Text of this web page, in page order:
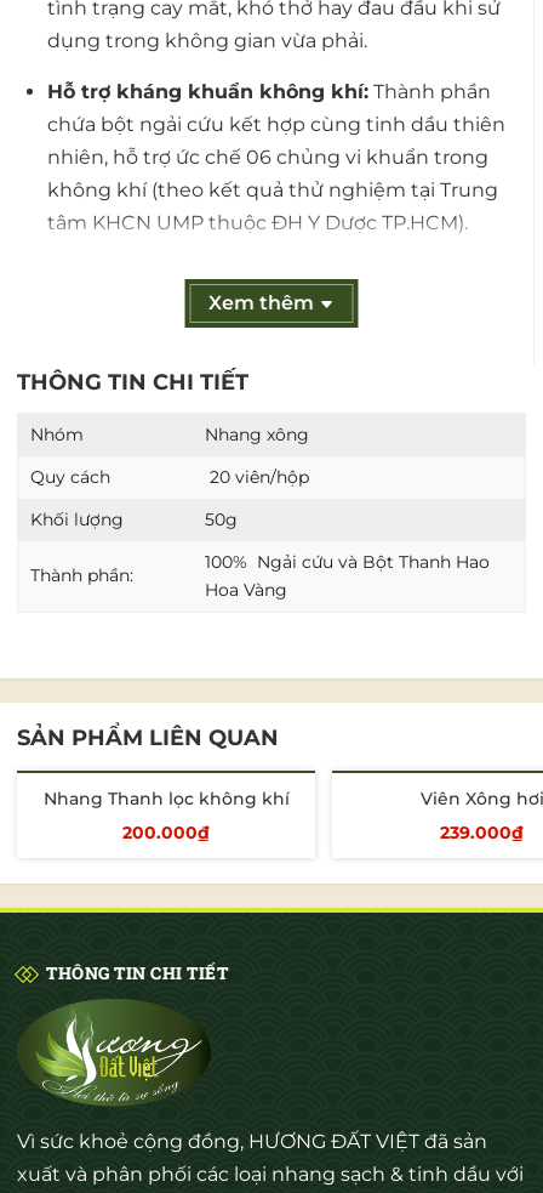
tình trạng cay mắt, khó thở hay đau đầu khi sử
dụng trong không gian vừa phải.
Hỗ trợ kháng khuẩn không khí: Thành phần
chứa bột ngải cứu kết hợp cùng tinh dầu thiên
nhiên, hỗ trợ ức chế 06 chủng vi khuẩn trong
không khí (theo kết quả thử nghiệm tại Trung
tâm KHCN UMP thuộc ĐH Y Dược TP.HCM).
Nụ xông Thanh Lọc Không khí thích hợp sử dụng
Xông nhà mới, làm sạch không khí phòng khách,
phòng ngủ.
Tạo không gian thư giãn khi đọc sách, tập yoga,
thiền định.
Tẩy mùi ẩm mốc, giữ không gian sống luôn khô
thoáng, dễ chịu.
HƯƠNG ĐẤT VIỆT- Hotline: 0931 753 479
Xem thêm
THÔNG TIN CHI TIẾT
Nhóm
Nhang xông
Quy cách
20 viên/hộp
Khối lượng
50g
Thành phần:
100% Ngải cứu và Bột Thanh Hao
Hoa Vàng
SẢN PHẨM LIÊN QUAN
Nhang Thanh lọc không khí
200.000₫
Viên Xông hơi
239.000₫
THÔNG TIN CHI TIẾT
Vì sức khoẻ cộng đồng, HƯƠNG ĐẤT VIỆT đã sản
xuất và phân phối các loại nhang sạch & tinh dầu với